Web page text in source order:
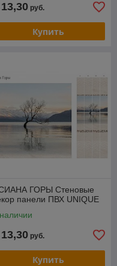
13,30 руб.
Купить
ГОРЫ Стеновые
панели ПВХ UNIQUE
13,30 руб.
Купить